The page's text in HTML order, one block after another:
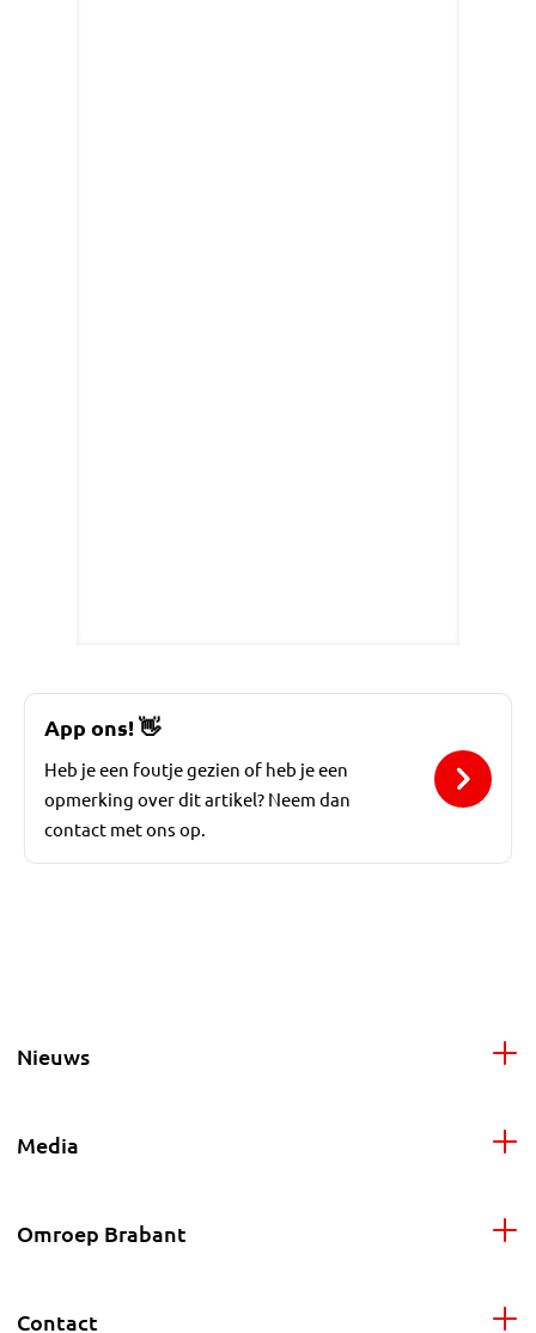
App ons!👋
Heb je een foutje gezien of heb je een
opmerking over dit artikel? Neem dan
contact met ons op.
Nieuws
Media
Omroep Brabant
Contact